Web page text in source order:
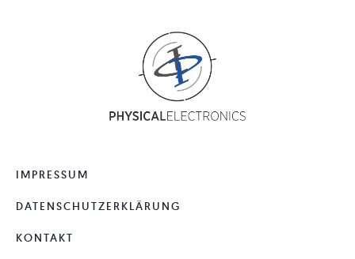
IMPRESSUM
DATENSCHUTZERKLÄRUNG
KONTAKT